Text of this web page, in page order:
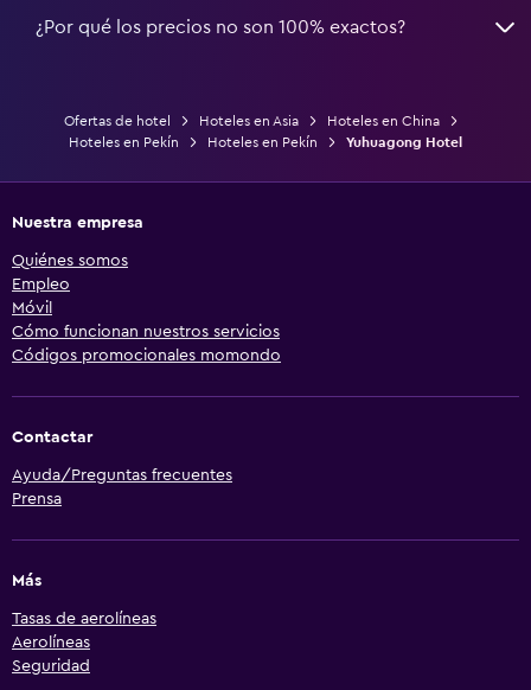
¿Por qué los precios no son 100% exactos?
Ofertas de hotel Hoteles en Asia
Hoteles en China
Hoteles en Pekín
Hoteles en Pekín Yuhuagong Hotel
Nuestra empresa
Quiénes somos
Empleo
Móvil
Cómo funcionan nuestros servicios
Códigos promocionales momondo
Contactar
Ayuda/Preguntas frecuentes
Prensa
Más
Tasas de aerolíneas
Aerolíneas
Seguridad